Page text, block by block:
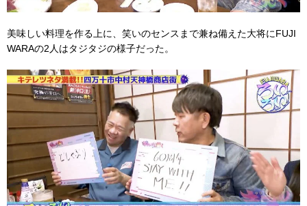
美味しい料理を作る上に、笑いのセンスまで兼ね備えた大将にFUJI
WARAの2人はタジタジの様子だった。